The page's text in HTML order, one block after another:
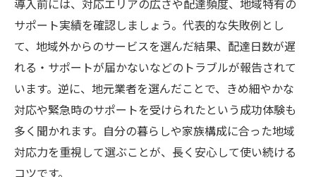
サポート実績を確認しましょう。代表的な失敗例とし
て、地域外からのサービスを選んだ結果、配達日数が遅
れる・サポートが届かないなどのトラブルが報告されて
います。逆に、地元業者を選んだことで、きめ細やかな
対応や緊急時のサポートを受けられたという成功体験も
多く聞かれます。自分の暮らしや家族構成に合った地域
対応力を重視して選ぶことが、長く安心して使い続ける
コツです。